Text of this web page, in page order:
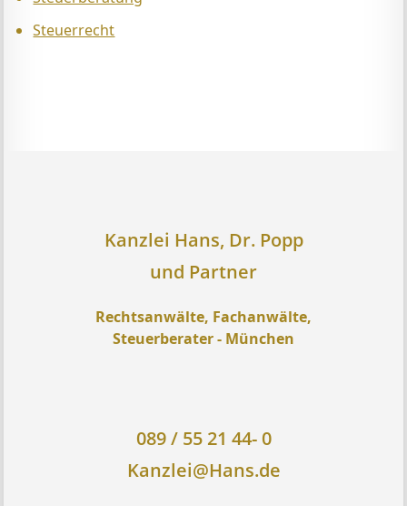
Steuerrecht
Kanzlei Hans, Dr. Popp
und Partner
Rechtsanwälte, Fachanwälte,
Steuerberater - München
089 / 55 21 44- 0
Kanzlei@Hans.de